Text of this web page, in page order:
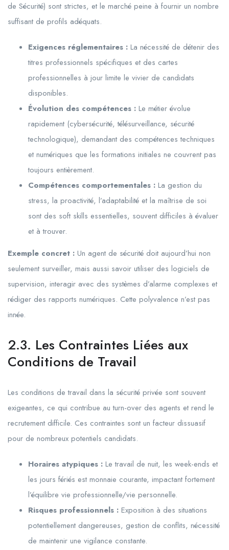
de Sécurité) sont strictes, et le marché peine à fournir un nombre
suffisant de profils adéquats.
Exigences réglementaires : La nécessité de détenir des
titres professionnels spécifiques et des cartes
professionnelles à jour limite le vivier de candidats
disponibles.
Évolution des compétences : Le métier évolue
rapidement (cybersécurité, télésurveillance, sécurité
technologique), demandant des compétences techniques
et numériques que les formations initiales ne couvrent pas
toujours entièrement.
Compétences comportementales : La gestion du
stress, la proactivité, l’adaptabilité et la maîtrise de soi
sont des soft skills essentielles, souvent difficiles à évaluer
et à trouver.
Exemple concret : Un agent de sécurité doit aujourd’hui non
seulement surveiller, mais aussi savoir utiliser des logiciels de
supervision, interagir avec des systèmes d’alarme complexes et
rédiger des rapports numériques. Cette polyvalence n’est pas
innée.
2.3. Les Contraintes Liées aux
Conditions de Travail
Les conditions de travail dans la sécurité privée sont souvent
exigeantes, ce qui contribue au turn-over des agents et rend le
recrutement difficile. Ces contraintes sont un facteur dissuasif
pour de nombreux potentiels candidats.
Horaires atypiques : Le travail de nuit, les week-ends et
les jours fériés est monnaie courante, impactant fortement
l’équilibre vie professionnelle/vie personnelle.
Risques professionnels : Exposition à des situations
potentiellement dangereuses, gestion de conflits, nécessité
de maintenir une vigilance constante.